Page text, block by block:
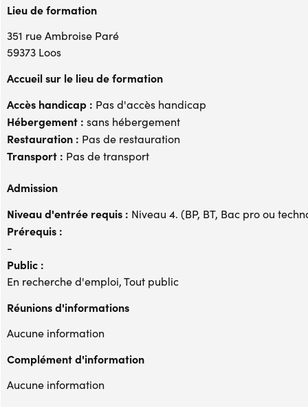
Lieu de formation
351 rue Ambroise Paré
59373 Loos
Accueil sur le lieu de formation
Accès handicap : Pas d'accès handicap
Hébergement : sans hébergement
Restauration : Pas de restauration
Transport : Pas de transport
Admission
Niveau d'entrée requis : Niveau 4. (BP, BT, Bac pro ou
Prérequis :
-
Public :
En recherche d'emploi, Tout public
Réunions d'informations
Aucune information
Complément d'information
Aucune information